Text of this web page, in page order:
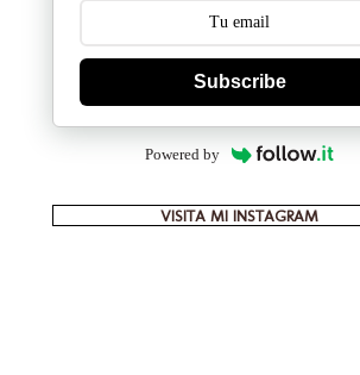
Subscribe
Powered by
VISITA MI INSTAGRAM